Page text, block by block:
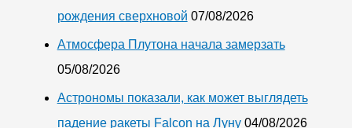
рождения сверхновой 07/08/2026
Атмосфера Плутона начала замерзать
05/08/2026
Астрономы показали, как может выглядеть
падение ракеты Falcon на Луну 04/08/2026